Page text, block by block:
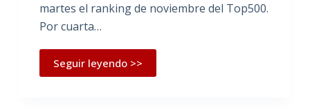
martes el ranking de noviembre del Top500.
Por cuarta…
Seguir leyendo >>